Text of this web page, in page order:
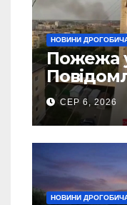
НОВИНИ
Пожежа
5 СЕР 6, 2026
НОВИНИ